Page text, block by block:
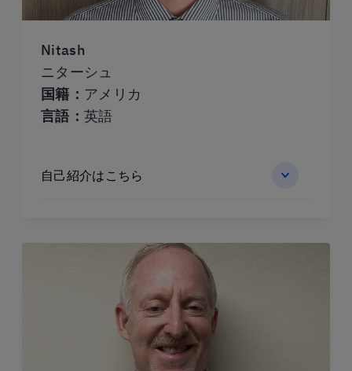
Nitash
ニターシュ
国籍： アメリカ
言語： 英語
自己紹介はこちら